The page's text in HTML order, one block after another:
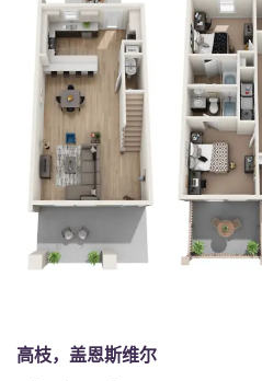
地点
更多
账户
English (US)
Chinese
Català
Italian
Portuguese
高枝，盖恩斯维尔